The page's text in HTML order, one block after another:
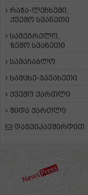
რაჭა-ლეჩხუმი,
ქვემო სვანეთი
სამეგრელო,
ზემო სვანეთი
სამაჩაბლო
სამცხე-ჯავახეთი
ქვემო ქართლი
შიდა ქართლი
დაგვიკავშირდით